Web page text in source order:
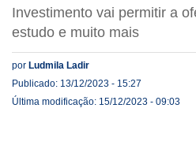
Investimento vai permitir a
estudo e muito mais
por Ludmila Ladir
Publicado: 13/12/2023 - 15:27
Última modificação: 15/12/2023 - 09:03